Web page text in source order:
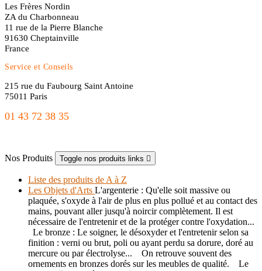
Les Frères Nordin
ZA du Charbonneau
11 rue de la Pierre Blanche
91630 Cheptainville
France
Service et Conseils
215 rue du Faubourg Saint Antoine
75011 Paris
01 43 72 38 35
Nos Produits Toggle nos produits links 
Liste des produits de A à Z
Les Objets d'Arts L'argenterie : Qu'elle soit massive ou
plaquée, s'oxyde à l'air de plus en plus pollué et au contact des
mains, pouvant aller jusqu'à noircir complètement. Il est
nécessaire de l'entretenir et de la protéger contre l'oxydation...
Le bronze : Le soigner, le désoxyder et l'entretenir selon sa
finition : verni ou brut, poli ou ayant perdu sa dorure, doré au
mercure ou par électrolyse... On retrouve souvent des
ornements en bronzes dorés sur les meubles de qualité. Le